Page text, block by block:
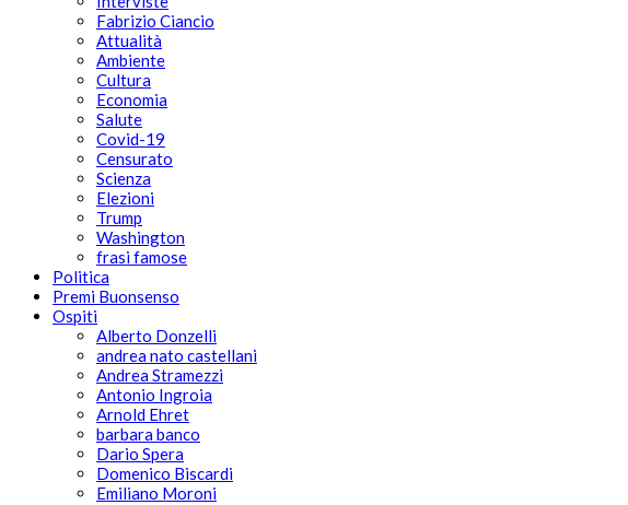
Fabrizio Ciancio
Attualità
Ambiente
Cultura
Economia
Salute
Covid-19
Censurato
Scienza
Elezioni
Trump
Washington
frasi famose
Politica
Premi Buonsenso
Ospiti
Alberto Donzelli
andrea nato castellani
Andrea Stramezzi
Antonio Ingroia
Arnold Ehret
barbara banco
Dario Spera
Domenico Biscardi
Emiliano Moroni